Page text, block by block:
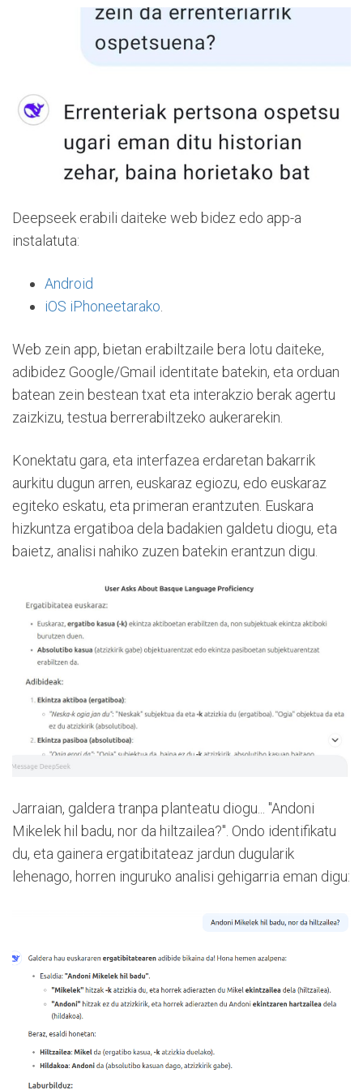
Deepseek erabili daiteke web bidez edo app-a
instalatuta:
Android
iOS iPhoneetarako.
Web zein app, bietan erabiltzaile bera lotu daiteke,
adibidez Google/Gmail identitate batekin, eta orduan
batean zein bestean txat eta interakzio berak agertu
zaizkizu, testua berrerabiltzeko aukerarekin.
Konektatu gara, eta interfazea erdaretan bakarrik
aurkitu dugun arren, euskaraz egiozu, edo euskaraz
egiteko eskatu, eta primeran erantzuten. Euskara
hizkuntza ergatiboa dela badakien galdetu diogu, eta
baietz, analisi nahiko zuzen batekin erantzun digu.
Jarraian, galdera tranpa planteatu diogu... "Andoni
Mikelek hil badu, nor da hiltzailea?". Ondo identifikatu
du, eta gainera ergatibitateaz jardun dugularik
lehenago, horren inguruko analisi gehigarria eman digu: